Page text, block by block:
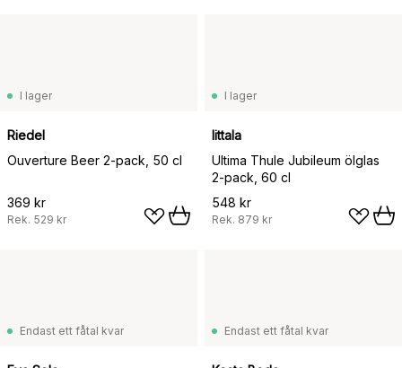
I lager
Riedel
Ouverture Beer 2-pack, 50 cl
369 kr
Rek. 529 kr
I lager
Iittala
Ultima Thule Jubileum ölglas
2-pack, 60 cl
548 kr
Rek. 879 kr
Endast ett fåtal kvar Endast ett fåtal kvar